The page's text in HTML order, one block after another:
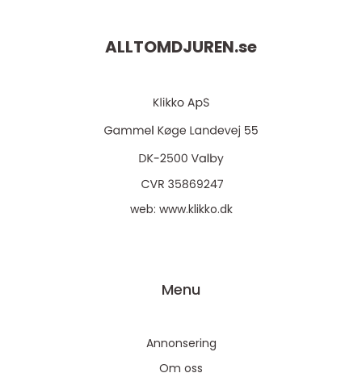
ALLTOMDJUREN.se
web: www.klikko.dk
Menu
Annonsering
Om oss